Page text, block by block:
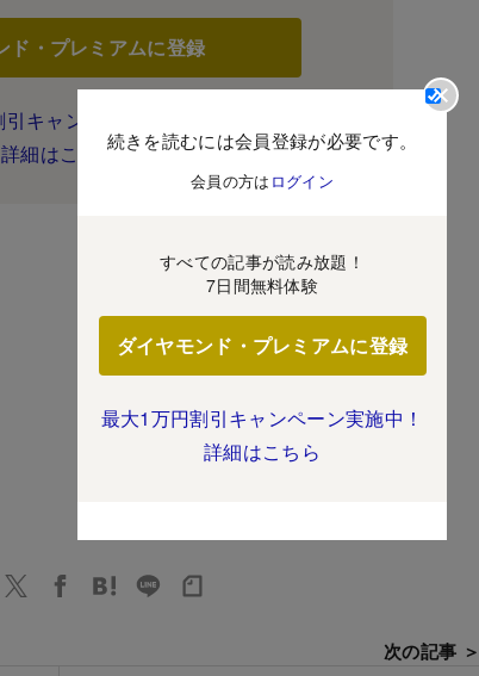
ド・プレミアムに登録
キャンペーン実施中！
詳細はこちら続きを読むには会員登録が必要です。
会員の方は ログイン
すべての記事が読み放題！
7日間無料体験
ダイヤモンド・プレミアムに登録
最大1万円割引キャンペーン実施中！
詳細はこちら
次の記事 ＞